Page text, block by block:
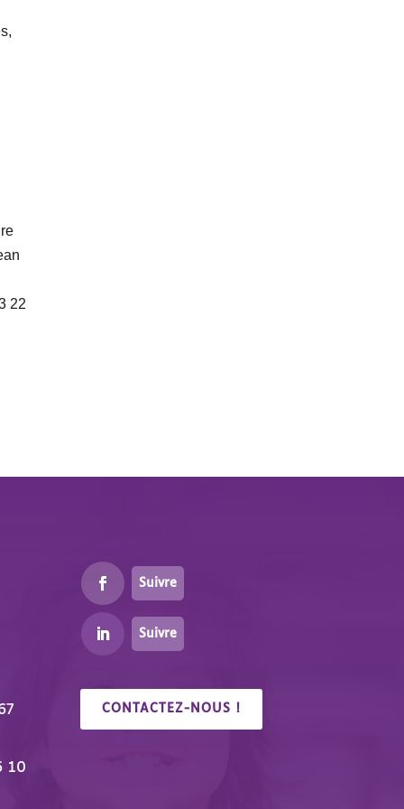
22
10
Suivre
Suivre
CONTACTEZ-NOUS !